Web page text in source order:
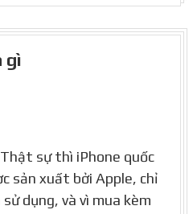
gì
sự thì iPhone quốc
sản xuất bởi Apple, chỉ
dụng, và vì mua kèm